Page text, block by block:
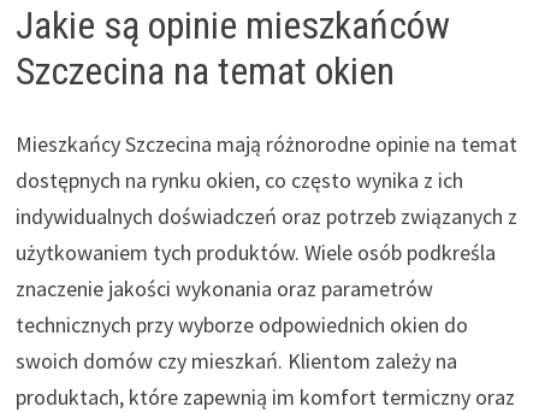
Jakie są opinie mieszkańców
Szczecina na temat okien
Mieszkańcy Szczecina mają różnorodne opinie na temat
dostępnych na rynku okien, co często wynika z ich
indywidualnych doświadczeń oraz potrzeb związanych z
użytkowaniem tych produktów. Wiele osób podkreśla
znaczenie jakości wykonania oraz parametrów
technicznych przy wyborze odpowiednich okien do
swoich domów czy mieszkań. Klientom zależy na
produktach, które zapewnią im komfort termiczny oraz